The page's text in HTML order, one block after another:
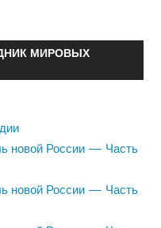
МИРОВЫХ
новой России — Часть
новой России — Часть